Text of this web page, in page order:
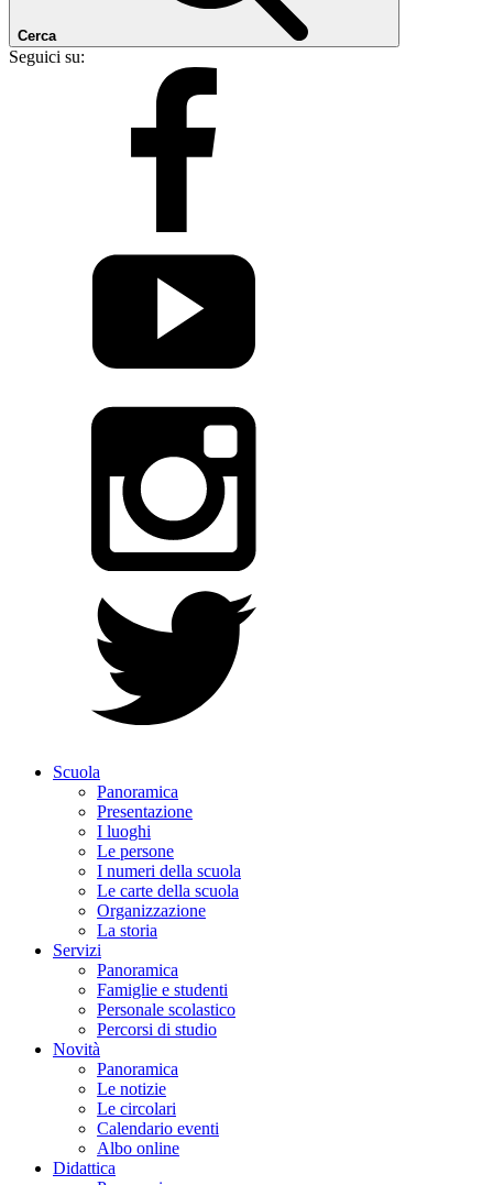
Cerca
Seguici su:
Scuola
Panoramica
Presentazione
I luoghi
Le persone
I numeri della scuola
Le carte della scuola
Organizzazione
La storia
Servizi
Panoramica
Famiglie e studenti
Personale scolastico
Percorsi di studio
Novità
Panoramica
Le notizie
Le circolari
Calendario eventi
Albo online
Didattica